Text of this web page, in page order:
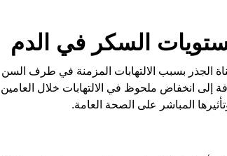
السكر في الدم
الجذر بسبب الالتهابات المزمنة في طرف السن
إلى انخفاض ملحوظ في الالتهابات خلال العامين
المباشر على الصحة العامة.